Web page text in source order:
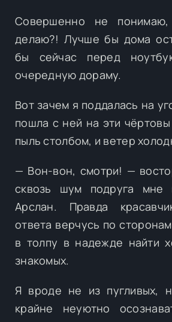
Совершенно не
делаю?! Лучше бы дома
бы сейчас перед
очередную дораму.
Вот зачем я поддалась на
пошла с ней на эти
пыль столбом, и ветер
— Вон-вон, смотри! —
сквозь шум подруга
Арслан. Правда
ответа верчусь по
в толпу в надежде найти
знакомых.
Я вроде не из пугливых,
крайне неуютно